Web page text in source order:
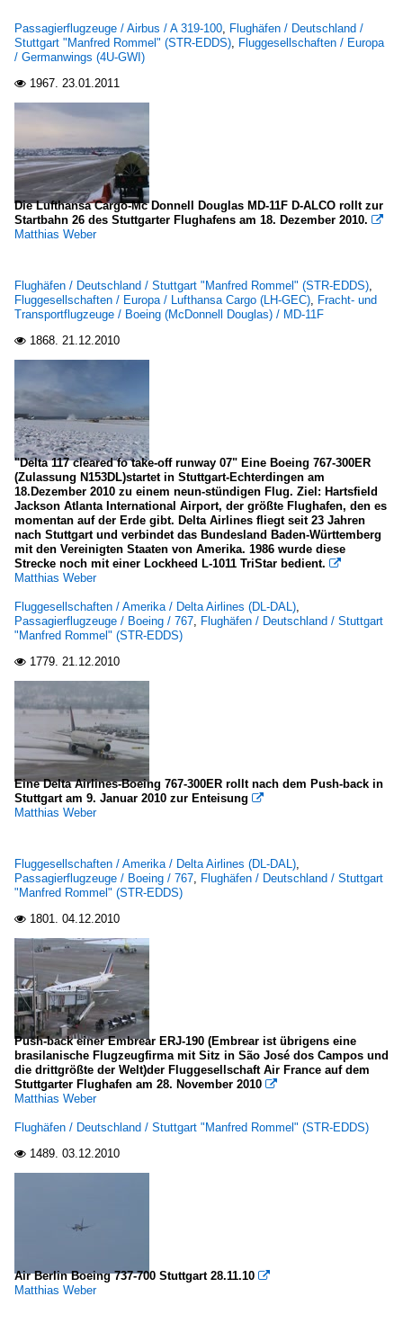
Passagierflugzeuge / Airbus / A 319-100, Flughäfen / Deutschland /
Stuttgart "Manfred Rommel" (STR-EDDS), Fluggesellschaften / Europa
/ Germanwings (4U-GWI)
 1967. 23.01.2011
Die Lufthansa Cargo-Mc Donnell Douglas MD-11F D-ALCO rollt zur
Startbahn 26 des Stuttgarter Flughafens am 18. Dezember 2010. 
Matthias Weber
Flughäfen / Deutschland / Stuttgart "Manfred Rommel" (STR-EDDS),
Fluggesellschaften / Europa / Lufthansa Cargo (LH-GEC), Fracht- und
Transportflugzeuge / Boeing (McDonnell Douglas) / MD-11F
 1868. 21.12.2010
"Delta 117 cleared fo take-off runway 07" Eine Boeing 767-300ER
(Zulassung N153DL)startet in Stuttgart-Echterdingen am
18.Dezember 2010 zu einem neun-stündigen Flug. Ziel: Hartsfield
Jackson Atlanta International Airport, der größte Flughafen, den es
momentan auf der Erde gibt. Delta Airlines fliegt seit 23 Jahren
nach Stuttgart und verbindet das Bundesland Baden-Württemberg
mit den Vereinigten Staaten von Amerika. 1986 wurde diese
Strecke noch mit einer Lockheed L-1011 TriStar bedient. 
Matthias Weber
Fluggesellschaften / Amerika / Delta Airlines (DL-DAL),
Passagierflugzeuge / Boeing / 767, Flughäfen / Deutschland / Stuttgart
"Manfred Rommel" (STR-EDDS)
 1779. 21.12.2010
Eine Delta Airlines-Boeing 767-300ER rollt nach dem Push-back in
Stuttgart am 9. Januar 2010 zur Enteisung 
Matthias Weber
Fluggesellschaften / Amerika / Delta Airlines (DL-DAL),
Passagierflugzeuge / Boeing / 767, Flughäfen / Deutschland / Stuttgart
"Manfred Rommel" (STR-EDDS)
 1801. 04.12.2010
Push-back einer Embrear ERJ-190 (Embrear ist übrigens eine
brasilanische Flugzeugfirma mit Sitz in São José dos Campos und
die drittgrößte der Welt)der Fluggesellschaft Air France auf dem
Stuttgarter Flughafen am 28. November 2010 
Matthias Weber
Flughäfen / Deutschland / Stuttgart "Manfred Rommel" (STR-EDDS)
 1489. 03.12.2010
Air Berlin Boeing 737-700 Stuttgart 28.11.10 
Matthias Weber